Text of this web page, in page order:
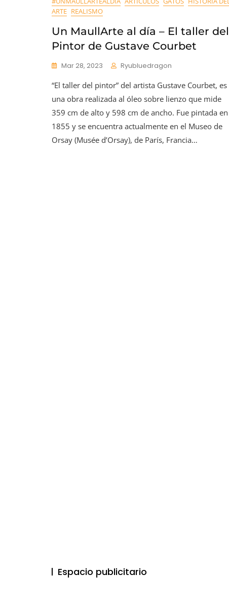
ARTE REALISMO
Un MaullArte al día – El taller del
Pintor de Gustave Courbet
Mar 28, 2023 Ryubluedragon
“El taller del pintor” del artista Gustave Courbet, es
una obra realizada al óleo sobre lienzo que mide
359 cm de alto y 598 cm de ancho. Fue pintada en
1855 y se encuentra actualmente en el Museo de
Orsay (Musée d’Orsay), de París, Francia…
Espacio publicitario